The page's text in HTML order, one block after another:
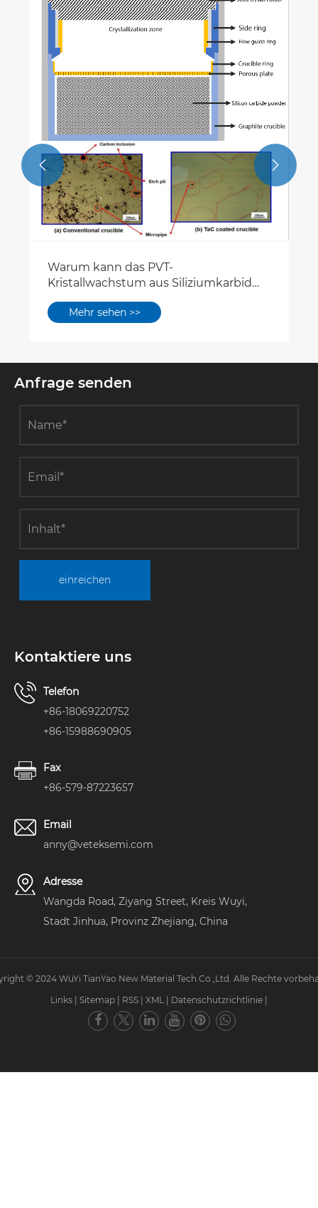
Prinzipien und Technologie der
physischen
Dampfablagerungsbeschichtung (1/2) -
Vetek Semiconductor
 
Anfrage senden
einreichen
Kontaktiere uns
Telefon
+86-18069220752
+86-15988690905
Fax
+86-579-87223657
Email
anny@veteksemi.com
Adresse
Wangda Road, Ziyang Street, Kreis Wuyi,
Stadt Jinhua, Provinz Zhejiang, China
© 2024 WuYi TianYao New Material Tech.Co.,Ltd. Alle Rechte
Links | Sitemap | RSS | XML | Datenschutzrichtlinie |